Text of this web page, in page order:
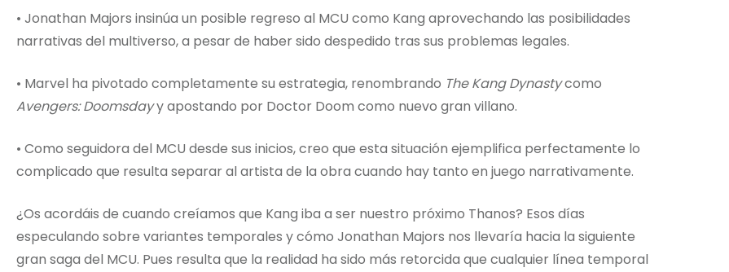
• Jonathan Majors insinúa un posible regreso al MCU como Kang aprovechando las posibilidades
narrativas del multiverso, a pesar de haber sido despedido tras sus problemas legales.
• Marvel ha pivotado completamente su estrategia, renombrando The Kang Dynastycomo
Avengers: Doomsdayy apostando por Doctor Doom como nuevo gran villano.
• Como seguidora del MCU desde sus inicios, creo que esta situación ejemplifica perfectamente lo
complicado que resulta separar al artista de la obra cuando hay tanto en juego narrativamente.
¿Os acordáis de cuando creíamos que Kang iba a ser nuestro próximo Thanos? Esos días
especulando sobre variantes temporales y cómo Jonathan Majors nos llevaría hacia la siguiente
gran saga del MCU. Pues resulta que la realidad ha sido más retorcida que cualquier línea temporal